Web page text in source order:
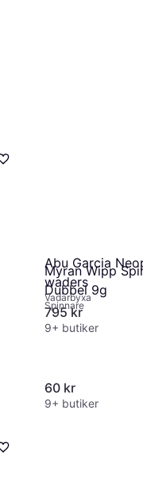
Abu Garcia
waders
Vadarbyxa
795 kr
9+ butiker
Myran Wipp
Dubbel 9g
Spinnare
60 kr
9+ butiker